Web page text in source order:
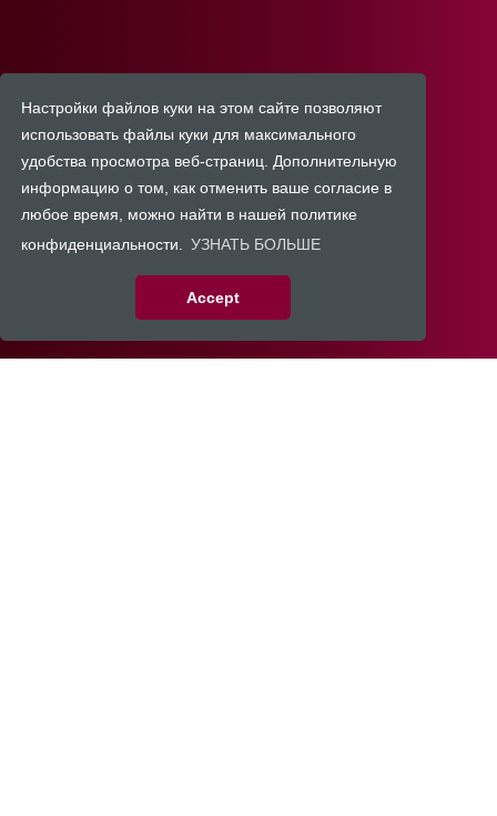
Настройки файлов куки на этом сайте позволяют
использовать файлы куки для максимального
удобства просмотра веб-страниц. Дополнительную
информацию о том, как отменить ваше согласие в
любое время, можно найти в нашей политике
конфиденциальности.
УЗНАТЬ БОЛЬШЕ
Accept